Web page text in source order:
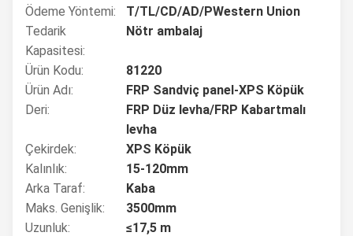
Ödeme Yöntemi:
T/TL/CD/AD/PWestern Union
Tedarik
Kapasitesi:
Nötr ambalaj
Ürün Kodu:
81220
Ürün Adı:
FRP Sandviç panel-XPS Köpük
Deri:
FRP Düz levha/FRP Kabartmalı
levha
Çekirdek:
XPS Köpük
Kalınlık:
15-120mm
Arka Taraf:
Kaba
Maks. Genişlik:
3500mm
Uzunluk:
≤17,5 m